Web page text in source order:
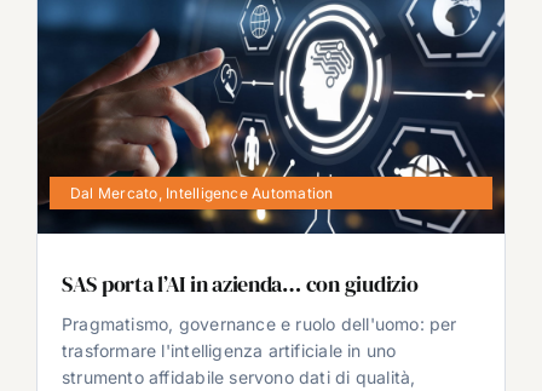
Dal Mercato Intelligence Automation
SAS porta l’AI in azienda… con giudizio
Pragmatismo, governance e ruolo dell'uomo: per
trasformare l'intelligenza artificiale in uno
strumento affidabile servono dati di qualità,